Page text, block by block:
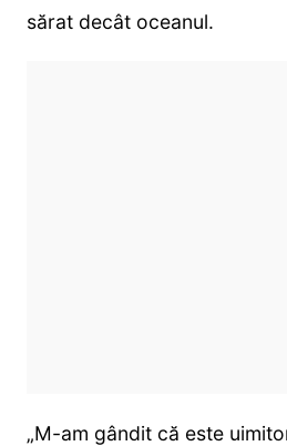
sărat decât oceanul.
„M-am gândit că este